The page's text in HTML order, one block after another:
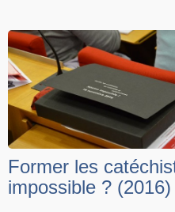
Former les
impossible ? (2016)